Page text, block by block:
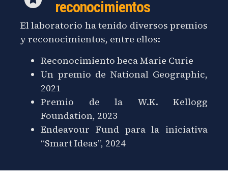
reconocimientos
El laboratorio ha tenido diversos premios
y reconocimientos, entre ellos:
Reconocimiento beca Marie Curie
Un premio de National Geographic,
2021
Premio de la W.K. Kellogg
Foundation, 2023
Endeavour Fund para la iniciativa
“Smart Ideas”, 2024